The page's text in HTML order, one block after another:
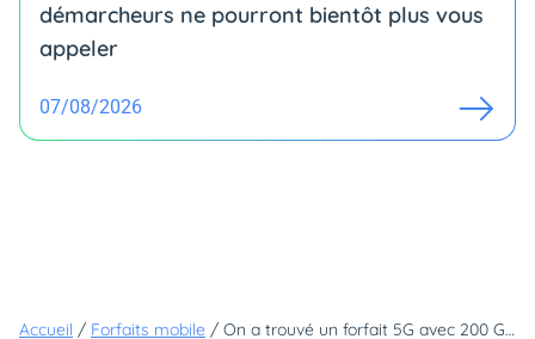
démarcheurs ne pourront bientôt plus vous
appeler
07/08/2026
Accueil / Forfaits mobile / On a trouvé un forfait 5G avec 200 Go à moins de 10€, c'était inimaginable il y a encore quelques semaines !